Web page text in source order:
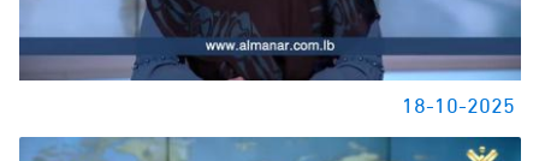
18-10-2025